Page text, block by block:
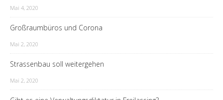
Mai 4, 2020
Großraumbüros und Corona
Mai 2, 2020
Strassenbau soll weitergehen
Mai 2, 2020